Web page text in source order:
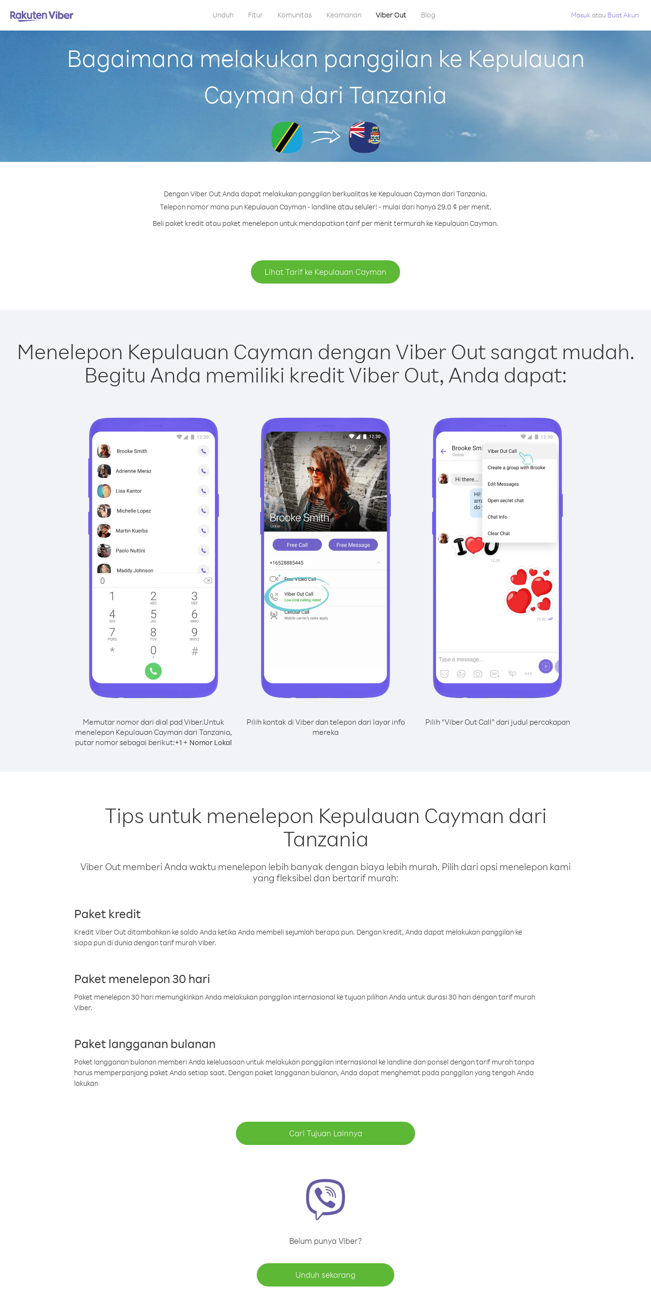
Unduh Fitur Komunitas Keamanan Viber Out Blog Masuk atau Buat Akun
Bagaimana melakukan panggilan ke Kepulauan
Cayman dari Tanzania
Dengan Viber Out Anda dapat melakukan panggilan berkualitas ke Kepulauan Cayman dari Tanzania.
Telepon nomor mana pun Kepulauan Cayman - landline atau seluler! - mulai dari hanya 29.0 ¢ per menit.
Beli paket kredit atau paket menelepon untuk mendapatkan tarif per menit termurah ke Kepulauan Cayman.
Lihat Tarif ke Kepulauan Cayman
Menelepon Kepulauan Cayman dengan Viber Out sangat mudah.
Begitu Anda memiliki kredit Viber Out, Anda dapat:
Memutar nomor dari dial pad Viber.Untuk
menelepon Kepulauan Cayman dari Tanzania,
putar nomor sebagai berikut:+1 + Nomor Lokal
Pilih kontak di Viber dan telepon dari layar info
mereka
Pilih “Viber Out Call” dari judul percakapan
Tips untuk menelepon Kepulauan Cayman dari
Tanzania
Viber Out memberi Anda waktu menelepon lebih banyak dengan biaya lebih murah. Pilih dari opsi menelepon kami
yang fleksibel dan bertarif murah:
Paket kredit
Kredit Viber Out ditambahkan ke saldo Anda ketika Anda membeli sejumlah berapa pun. Dengan kredit, Anda dapat melakukan panggilan ke
siapa pun di dunia dengan tarif murah Viber.
Paket menelepon 30 hari
Paket menelepon 30 hari memungkinkan Anda melakukan panggilan internasional ke tujuan pilihan Anda untuk durasi 30 hari dengan tarif murah
Viber.
Paket langganan bulanan
Paket langganan bulanan memberi Anda keleluasaan untuk melakukan panggilan internasional ke landline dan ponsel dengan tarif murah tanpa
harus memperpanjang paket Anda setiap saat. Dengan paket langganan bulanan, Anda dapat menghemat pada panggilan yang tengah Anda
lakukan
Cari Tujuan Lainnya
Belum punya Viber?
Unduh sekarang